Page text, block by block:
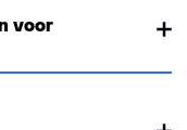
voor